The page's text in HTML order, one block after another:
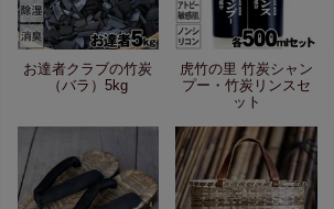
お達者クラブの竹炭
（バラ）5kg
虎竹の里 竹炭シャン
プー・竹炭リンスセ
ット